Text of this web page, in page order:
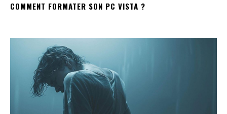
COMMENT FORMATER SON PC VISTA ?